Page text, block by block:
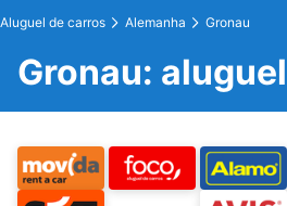
Aluguel de carros Alemanha Gronau
Gronau: